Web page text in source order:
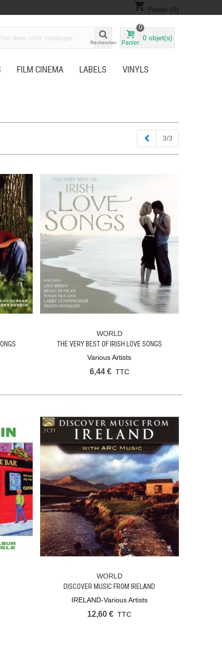
shopping_cart Panier (0)
Rechercher Panier
0
0 objet(s)
FILM CINEMA LABELS
VINYLS
Précédent
3/3
Ajouter Au Panier
WORLD
THE VERY BEST OF IRISH LOVE SONGS
Various Artists
6,44 € TTC
Ajouter Au Panier
WORLD
DISCOVER MUSIC FROM IRELAND
IRELAND-Various Artists
12,60 € TTC